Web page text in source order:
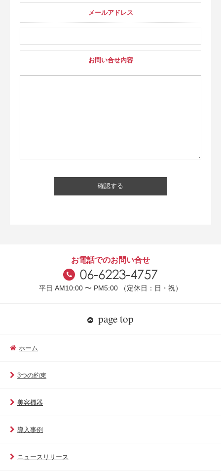
メールアドレス
お問い合せ内容
お電話でのお問い合せ
平日 AM10:00 〜 PM5:00 （定休日：日・祝）
page top
ホーム
3つの約束
美容機器
導入事例
ニュースリリース